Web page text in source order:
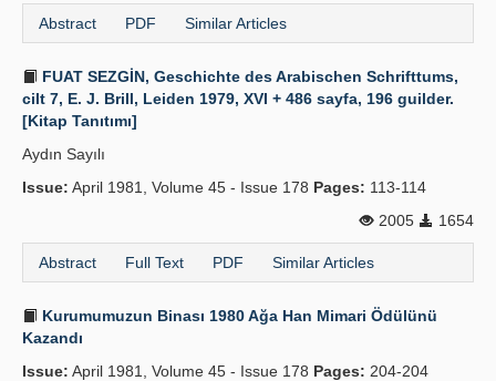
Abstract PDF Similar Articles
FUAT SEZGİN, Geschichte des Arabischen Schrifttums,
cilt 7, E. J. Brill, Leiden 1979, XVI + 486 sayfa, 196 guilder.
[Kitap Tanıtımı]
Aydın Sayılı
Issue: April 1981, Volume 45 - Issue 178 Pages: 113-114
2005
1654
Abstract Full Text PDF Similar Articles
Kurumumuzun Binası 1980 Ağa Han Mimari Ödülünü
Kazandı
Issue: April 1981, Volume 45 - Issue 178 Pages: 204-204